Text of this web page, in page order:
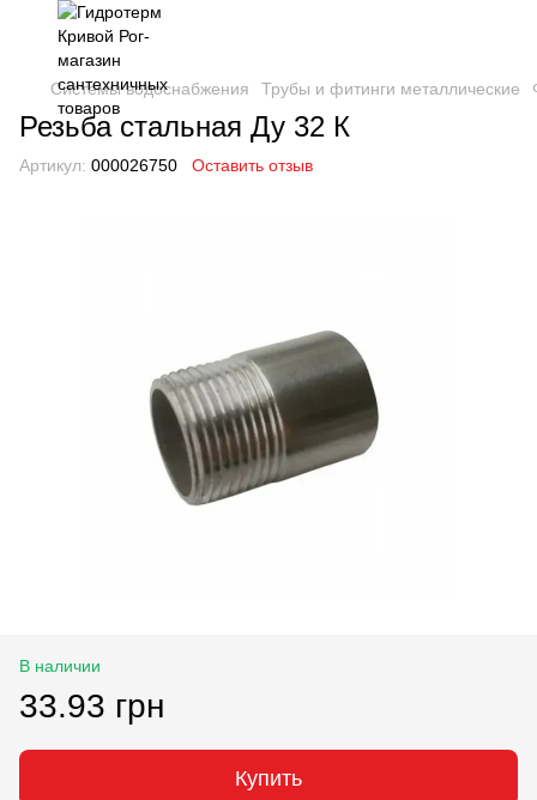
Системы водоснабжения Трубы и фитинги металлические
Резьба стальная Ду 32 К
Артикул: 000026750 Оставить отзыв
В наличии
33.93 грн
Купить